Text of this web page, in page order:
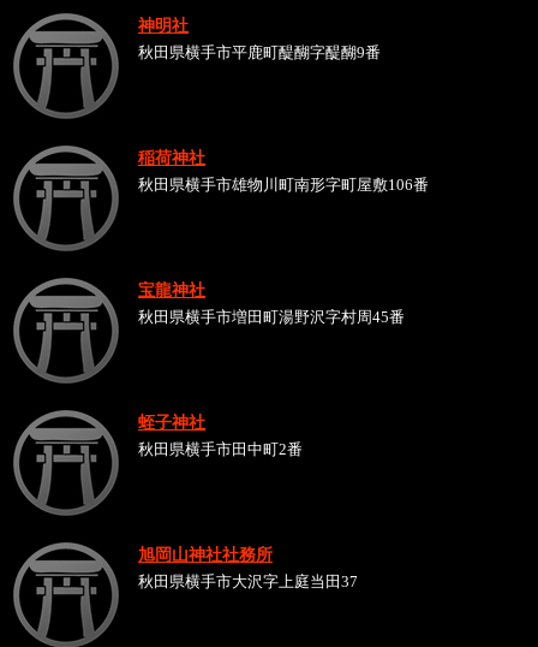
神明社
秋田県横手市平鹿町醍醐字醍醐9番
稲荷神社
秋田県横手市雄物川町南形字町屋敷106番
宝龍神社
秋田県横手市増田町湯野沢字村周45番
蛭子神社
秋田県横手市田中町2番
旭岡山神社社務所
秋田県横手市大沢字上庭当田37